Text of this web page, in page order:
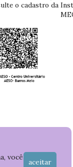
você
aceitar
o cadastro da